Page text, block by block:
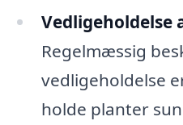
Vedligeholdelse
Regelmæssig
vedligeholdelse
holde planter